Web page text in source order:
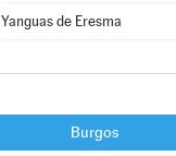
Yanguas de Eresma
Burgos